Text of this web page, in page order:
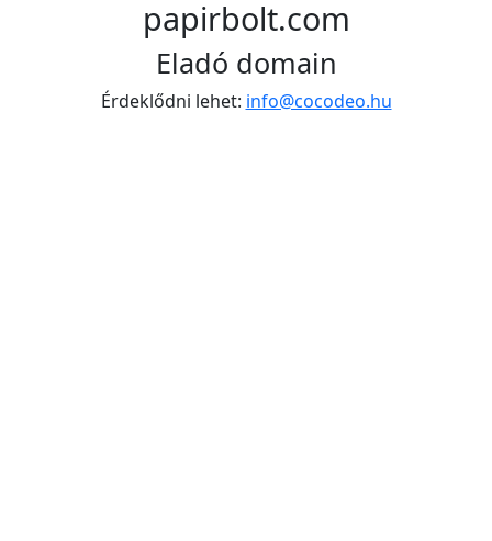
papirbolt.com
Eladó domain
Érdeklődni lehet: info@cocodeo.hu